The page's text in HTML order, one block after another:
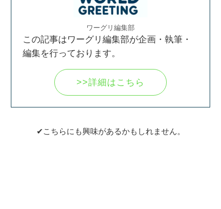
ワーグリ編集部
この記事はワーグリ編集部が企画・執筆・
編集を行っております。
>>詳細はこちら
✔こちらにも興味があるかもしれません。